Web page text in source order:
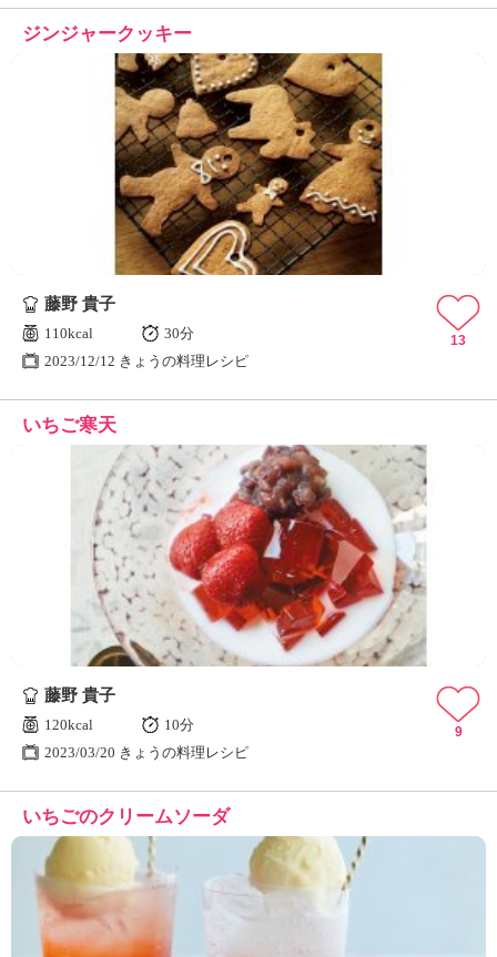
ジンジャークッキー
藤野 貴子
110kcal
30分
2023/12/12 きょうの料理レシピ
13
いちご寒天
藤野 貴子
120kcal
10分
2023/03/20 きょうの料理レシピ
9
いちごのクリームソーダ